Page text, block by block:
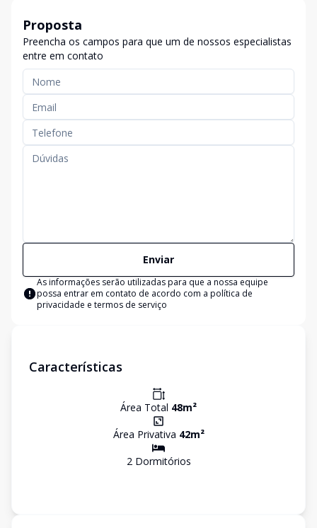
Proposta
Preencha os campos para que um de nossos especialistas
entre em contato
Enviar
As informações serão utilizadas para que a nossa equipe
possa entrar em contato de acordo com a política de
privacidade e termos de serviço
Características
Área Total 48m²
Área Privativa 42m²
2Dormitórios